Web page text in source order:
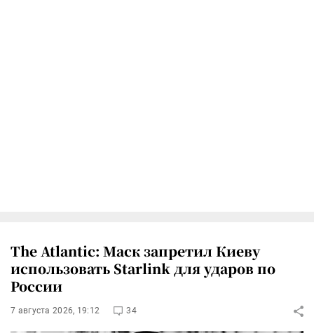
The Atlantic: Маск запретил Киеву
использовать Starlink для ударов по
России
7 августа 2026, 19:12 34